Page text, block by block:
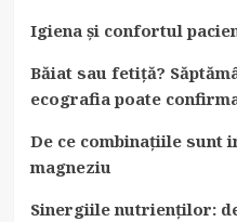
Igiena și confortul
Băiat sau fetiță?
ecografia poate
De ce combinațiile sunt
magneziu
Sinergiile nutrienților: